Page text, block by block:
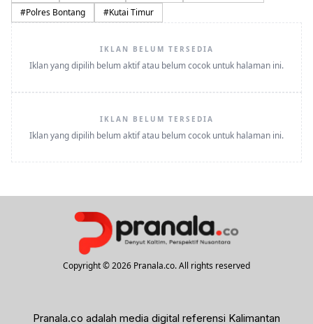
#Polres Bontang #Kutai Timur
IKLAN BELUM TERSEDIA
Iklan yang dipilih belum aktif atau belum cocok untuk halaman ini.
IKLAN BELUM TERSEDIA
Iklan yang dipilih belum aktif atau belum cocok untuk halaman ini.
Copyright © 2026 Pranala.co. All rights reserved
Pranala.co adalah media digital referensi Kalimantan